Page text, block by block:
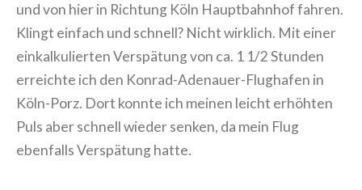
und von hier in Richtung Köln Hauptbahnhof fahren.
Klingt einfach und schnell? Nicht wirklich. Mit einer
einkalkulierten Verspätung von ca. 1 1/2 Stunden
erreichte ich den Konrad-Adenauer-Flughafen in
Köln-Porz. Dort konnte ich meinen leicht erhöhten
Puls aber schnell wieder senken, da mein Flug
ebenfalls Verspätung hatte.